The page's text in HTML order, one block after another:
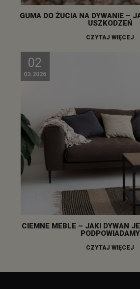
GUMA DO ŻUCIA NA DYWANIE –
USZKODZEŃ
CZYTAJ WIĘCEJ
02
03.2026
CIEMNE MEBLE – JAKI DYWAN
PODPOWIADAMY
CZYTAJ WIĘCEJ